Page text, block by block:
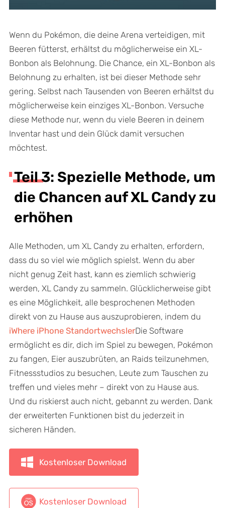
Wenn du Pokémon, die deine Arena verteidigen, mit
Beeren fütterst, erhältst du möglicherweise ein XL-
Bonbon als Belohnung. Die Chance, ein XL-Bonbon als
Belohnung zu erhalten, ist bei dieser Methode sehr
gering. Selbst nach Tausenden von Beeren erhältst du
möglicherweise kein einziges XL-Bonbon. Versuche
diese Methode nur, wenn du viele Beeren in deinem
Inventar hast und dein Glück damit versuchen
möchtest.
Teil 3: Spezielle Methode, um
die Chancen auf XL Candy zu
erhöhen
Alle Methoden, um XL Candy zu erhalten, erfordern,
dass du so viel wie möglich spielst. Wenn du aber
nicht genug Zeit hast, kann es ziemlich schwierig
werden, XL Candy zu sammeln. Glücklicherweise gibt
es eine Möglichkeit, alle besprochenen Methoden
direkt von zu Hause aus auszuprobieren, indem du
iWhere iPhone StandortwechslerDie Software
ermöglicht es dir, dich im Spiel zu bewegen, Pokémon
zu fangen, Eier auszubrüten, an Raids teilzunehmen,
Fitnessstudios zu besuchen, Leute zum Tauschen zu
treffen und vieles mehr – direkt von zu Hause aus.
Und du riskierst auch nicht, gebannt zu werden. Dank
der erweiterten Funktionen bist du jederzeit in
sicheren Händen.
Kostenloser Download
Kostenloser Download